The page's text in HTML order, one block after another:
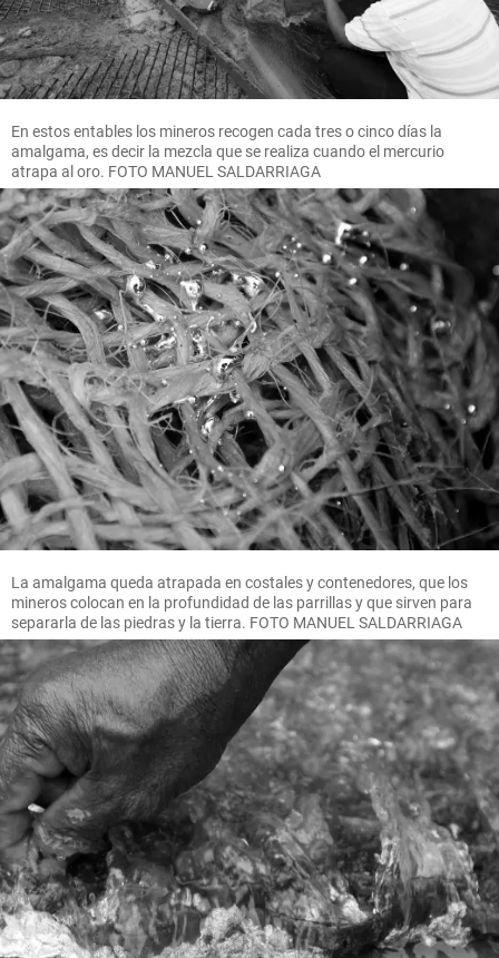
En estos entables los mineros recogen cada tres o cinco días la
amalgama, es decir la mezcla que se realiza cuando el mercurio
atrapa al oro. FOTO MANUEL SALDARRIAGA
La amalgama queda atrapada en costales y contenedores, que los
mineros colocan en la profundidad de las parrillas y que sirven para
separarla de las piedras y la tierra. FOTO MANUEL SALDARRIAGA